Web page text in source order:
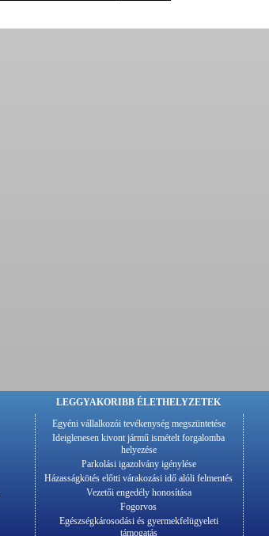
LEGGYAKORIBB ÉLETHELYZETEK
Egyéni vállalkozói tevékenység megszüntetése
Ideiglenesen kivont jármű ismételt forgalomba
helyezése
Parkolási igazolvány igénylése
Házasságkötés előtti várakozási idő alóli felmentés
Vezetői engedély honosítása
Fogorvos
Egészségkárosodási és gyermekfelügyeleti
támogatás